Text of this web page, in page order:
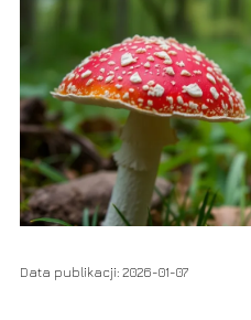
Data publikacji: 2026-01-07